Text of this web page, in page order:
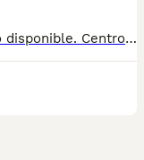
Increíble hembra rojo intenso Cavapoo disponible. Centro Canino Vallbonica es un centro muy comprometido con el bienestar animal y la cria responsable, por ello todos nuestros cachorros son nacidos y criados en nuestras instalaciones , asegurando así un correcto desarrollo y una magnífica socialización, consiguiendo en cada ejemplar un carácter juguetón y extrovertido . Se entregan con el carnet de vacunas con el plan correspondiente a su edad , desparasitados y microchip implantado dado de alta en el registro de Anicom a nombre del nuevo propietario . Facilitamos junto al cachorro contrato de compra con garantías víricas de 15 días y congénitas de 1 año . Contamos con un gran equipo de profesionales entre los que se encuentran educadores, veterinarios y varios auxiliares, cumpliendo así con controles sanitarios necesarios para garantizar su bienestar . Hacemos envíos a toda España con empresa de transporte privado, proporcionando un viaje confortable y ofreciendo las atenciones necesarias a nuestros bebés . Si estás interesado en alguno de nuestros ejemplares solicita información sin compromiso al 722269698 . También atendemos vía WhatsApp . PRECIO REAL ( incluye el IVA) . Núcleo zoológico B2501315